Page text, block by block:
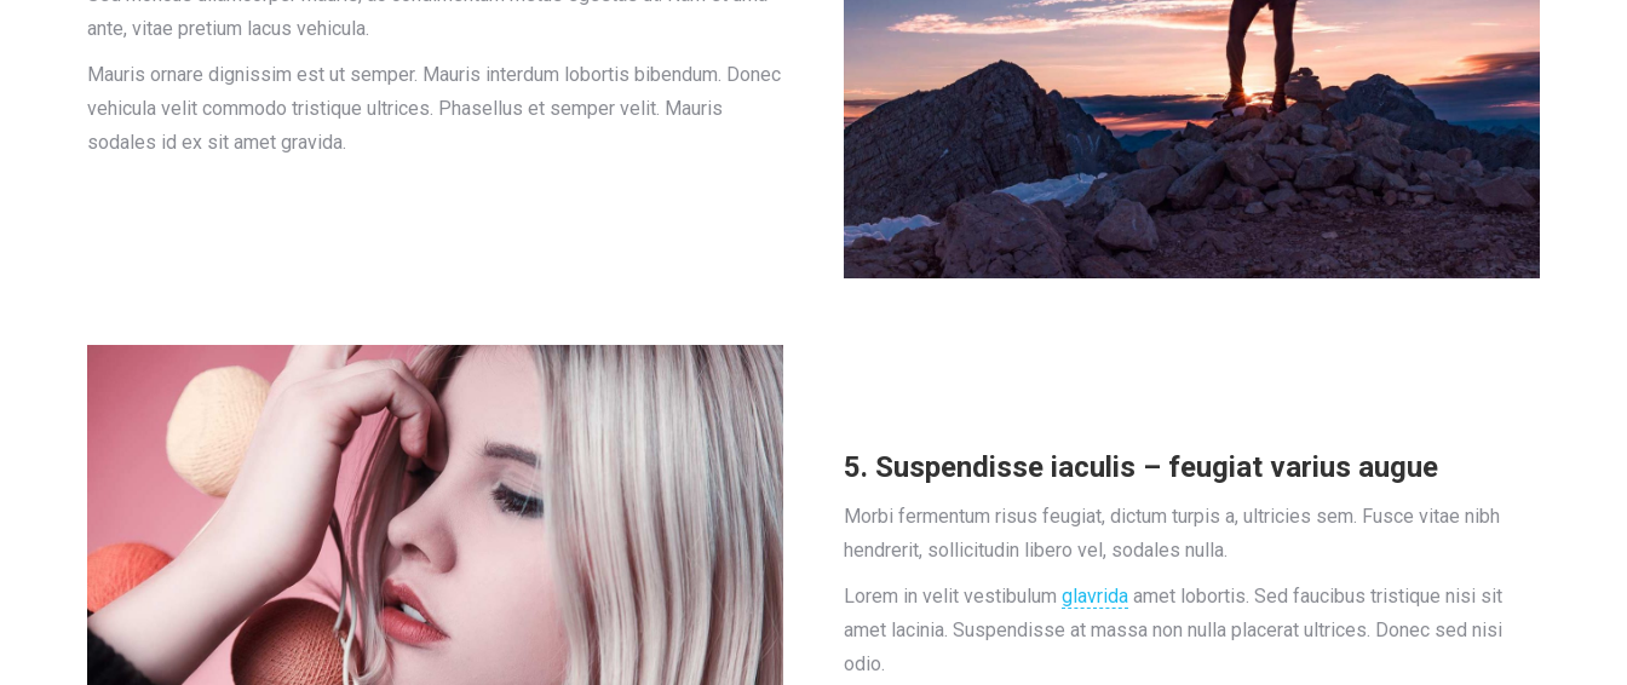
ante, vitae pretium lacus vehicula.
Mauris ornare dignissim est ut semper. Mauris interdum lobortis bibendum. Donec
vehicula velit commodo tristique ultrices. Phasellus et semper velit. Mauris
sodales id ex sit amet gravida.
5. Suspendisse iaculis – feugiat varius augue
Morbi fermentum risus feugiat, dictum turpis a, ultricies sem. Fusce vitae nibh
hendrerit, sollicitudin libero vel, sodales nulla.
Lorem in velit vestibulum glavrida amet lobortis. Sed faucibus tristique nisi sit
amet lacinia. Suspendisse at massa non nulla placerat ultrices. Donec sed nisi
odio.